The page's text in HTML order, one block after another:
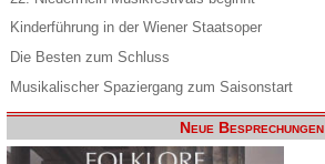
Kinderführung in der Wiener Staatsoper
Die Besten zum Schluss
Musikalischer Spaziergang zum Saisonstart
Neue Besprechungen